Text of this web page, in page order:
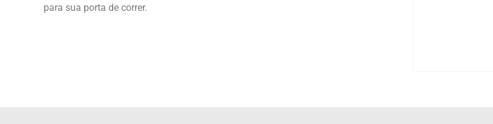
para sua porta de correr.